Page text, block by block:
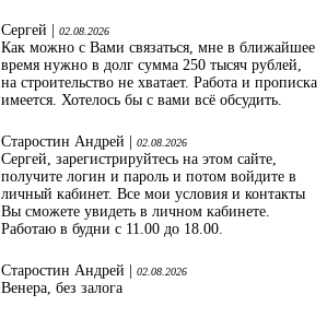
Сергей | 02.08.2026
Как можно с Вами связаться, мне в ближайшее
время нужно в долг сумма 250 тысяч рублей,
на строительство не хватает. Работа и прописка
имеется. Хотелось бы с вами всё обсудить.
Старостин Андрей | 02.08.2026
Сергей, зарегистрируйтесь на этом сайте,
получите логин и пароль и потом войдите в
личный кабинет. Все мои условия и контакты
Вы сможете увидеть в личном кабинете.
Работаю в будни с 11.00 до 18.00.
Старостин Андрей | 02.08.2026
Венера, без залога